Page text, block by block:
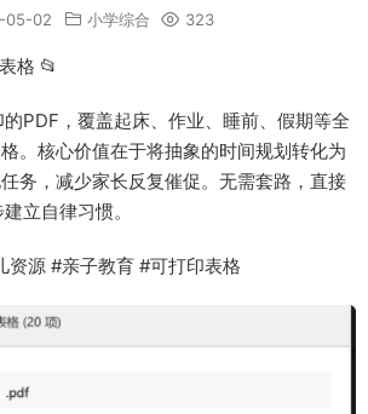
05-02 小学综合 323
格 📂
PDF，覆盖起床、作业、睡前、假期等全
。核心价值在于将抽象的时间规划转化为
务，减少家长反复催促。无需套路，直接
立自律习惯。
资源 #亲子教育 #可打印表格